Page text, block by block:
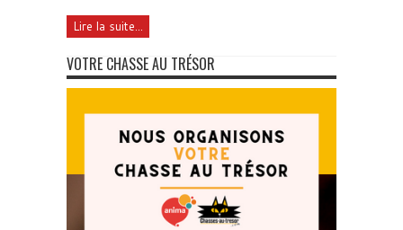
Lire la suite...
VOTRE CHASSE AU TRÉSOR